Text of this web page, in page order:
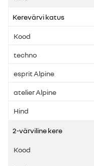
Kerevärvi katus
2-värviline kere